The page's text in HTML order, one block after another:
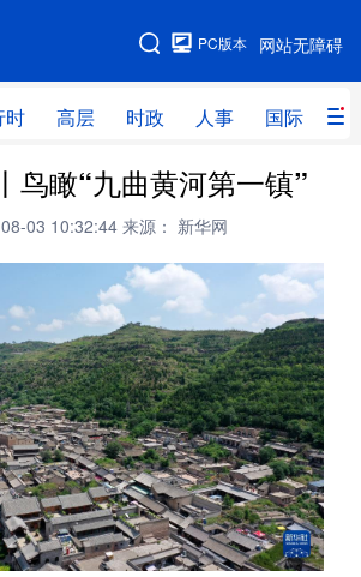
网站无障碍
PC版本
时 高层 时政 人事 国际 财
网站地图
高层 时政 人事
财经 网评
全球连线 教育
科创 量子 体育
书画 健康 军事
视频 图片 政务
央文件 金融 汽车
人居 信息化 数字经济
鸟瞰“九曲黄河第一镇”
03 10:32:44 来源： 新华网